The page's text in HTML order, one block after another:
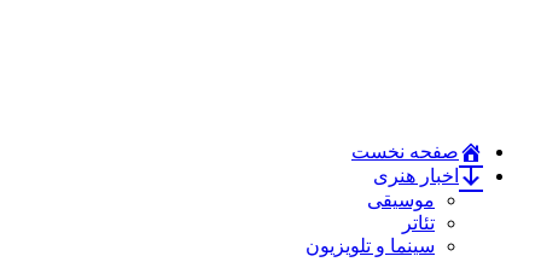
صفحه نخست
اخبار هنری
موسیقی
تئاتر
سینما و تلویزیون